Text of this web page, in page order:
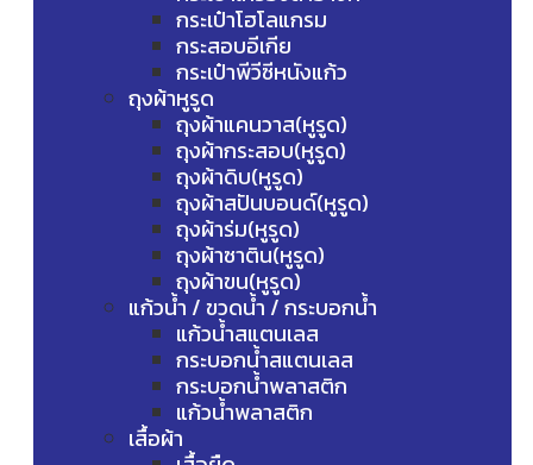
กระเป๋าโฮโลแกรม
กระสอบอีเกีย
กระเป๋าพีวีซีหนังแก้ว
ถุงผ้าหูรูด
ถุงผ้าแคนวาส(หูรูด)
ถุงผ้ากระสอบ(หูรูด)
ถุงผ้าดิบ(หูรูด)
ถุงผ้าสปันบอนด์(หูรูด)
ถุงผ้าร่ม(หูรูด)
ถุงผ้าซาติน(หูรูด)
ถุงผ้าขน(หูรูด)
แก้วน้ำ / ขวดน้ำ / กระบอกน้ำ
แก้วน้ำสแตนเลส
กระบอกน้ำสแตนเลส
กระบอกน้ำพลาสติก
แก้วน้ำพลาสติก
เสื้อผ้า